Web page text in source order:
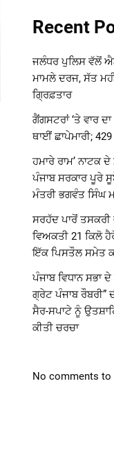
Recent
ਜਲੰਧਰ ਪੁਲਿਸ ਵੱਲੋਂ
ਮਾਮਲੇ ਦਰਜ, ਸੱਤ
ਗ੍ਰਿਫ਼ਤਾਰ
ਗੈਂਗਸਟਰਾਂ ‘ਤੇ ਵਾਰ
ਥਾਈਂ ਛਾਪੇਮਾਰੀ; 429
ਹਮਾਰੇ ਰਾਮ’ ਨਾਟਕ
ਪੰਜਾਬ ਸਰਕਾਰ ਪੂਰੇ
ਮੰਤਰੀ ਭਗਵੰਤ ਸਿੰਘ
ਸਰਹੱਦ ਪਾਰੋਂ ਤਸਕਰੀ
ਵਿਅਕਤੀ 21 ਕਿਲੋ
ਇੱਕ ਪਿਸਤੌਲ ਸਮੇਤ
ਪੰਜਾਬ ਵਿਧਾਨ ਸਭਾ
ਗ੍ਰੇਟ ਪੰਜਾਬ ਰੌਬਰੀ”
ਸੈਰ-ਸਪਾਟੇ ਨੂੰ
ਕੀਤੀ ਚਰਚਾ
No comments to